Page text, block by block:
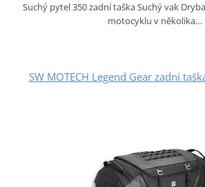
Suchý pytel 350 zadní taška Suchý vak
motocyklu v několika…
SW MOTECH Legend Gear zadní